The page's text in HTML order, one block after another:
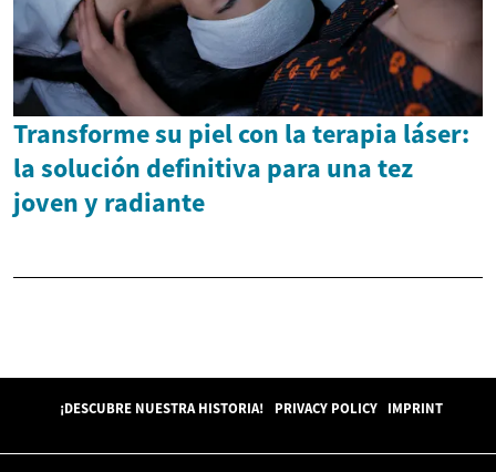
Transforme su piel con la terapia láser:
la solución definitiva para una tez
joven y radiante
¡DESCUBRE NUESTRA HISTORIA! PRIVACY POLICY IMPRINT